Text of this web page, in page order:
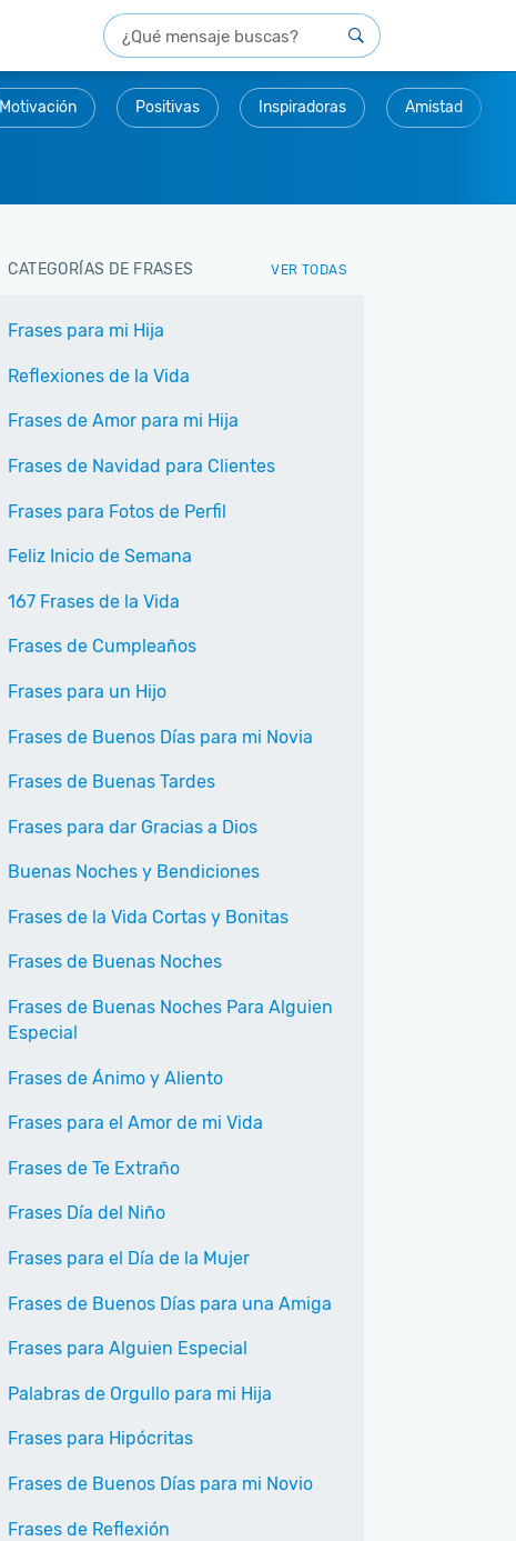
Motivación Positivas Inspiradoras Amistad
CATEGORÍAS DE FRASES VER TODAS
Frases para mi Hija
Reflexiones de la Vida
Frases de Amor para mi Hija
Frases de Navidad para Clientes
Frases para Fotos de Perfil
Feliz Inicio de Semana
167 Frases de la Vida
Frases de Cumpleaños
Frases para un Hijo
Frases de Buenos Días para mi Novia
Frases de Buenas Tardes
Frases para dar Gracias a Dios
Buenas Noches y Bendiciones
Frases de la Vida Cortas y Bonitas
Frases de Buenas Noches
Frases de Buenas Noches Para Alguien
Especial
Frases de Ánimo y Aliento
Frases para el Amor de mi Vida
Frases de Te Extraño
Frases Día del Niño
Frases para el Día de la Mujer
Frases de Buenos Días para una Amiga
Frases para Alguien Especial
Palabras de Orgullo para mi Hija
Frases para Hipócritas
Frases de Buenos Días para mi Novio
Frases de Reflexión